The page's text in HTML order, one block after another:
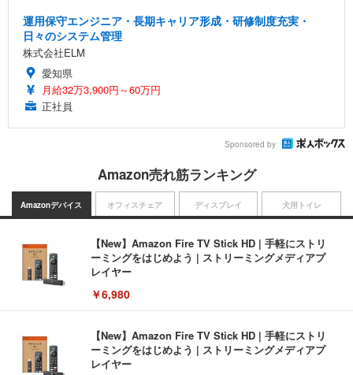
運用保守エンジニア・長期キャリア形成・研修制度充実・
日々のシステム管理
株式会社ELM
愛知県
月給32万3,900円～60万円
正社員
Sponsored by
Amazon売れ筋ランキング
Amazonデバイス
【New】Amazon Fire TV Stick HD | 手軽にストリ
ーミングをはじめよう | ストリーミングメディアプ
レイヤー
￥6,980
【New】Amazon Fire TV Stick HD | 手軽にストリ
ーミングをはじめよう | ストリーミングメディアプ
レイヤー
オフィスチェア ディスプレイ 犬用トイレ